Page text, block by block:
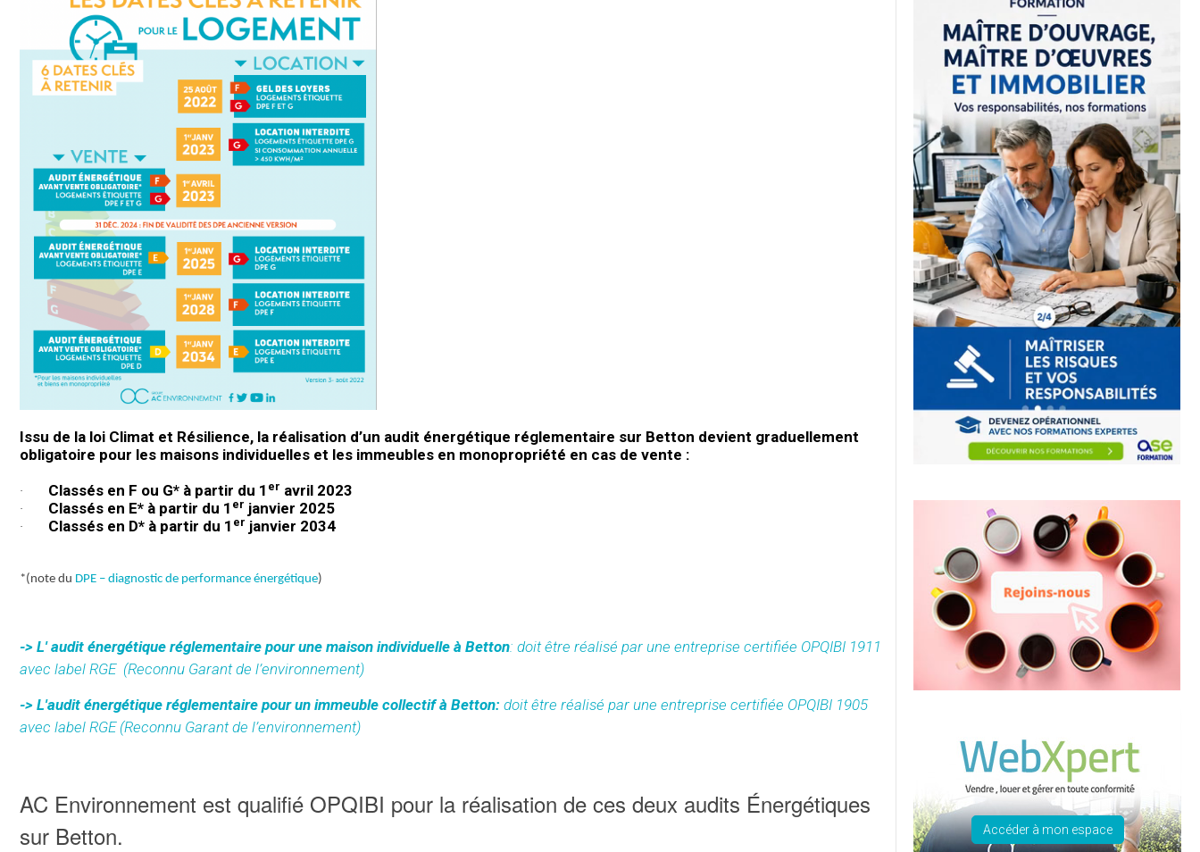
Issu de la loi Climat et Résilience, la réalisation d’un audit énergétique réglementaire sur Betton devient graduellement
obligatoire pour les maisons individuelles et les immeubles en monopropriété en cas de vente :
· Classés en F ou G* à partir du 1 er avril 2023
· Classés en E* à partir du 1 er janvier 2025
· Classés en D* à partir du 1 er janvier 2034
*(note du DPE – diagnostic de performance énergétique)
-> L' audit énergétique réglementaire pour une maison individuelle à Betton: doit être réalisé par une entreprise certifiée OPQIBI 1911
avec label RGE (Reconnu Garant de l’environnement)
-> L'audit énergétique réglementaire pour un immeuble collectif à Betton: doit être réalisé par une entreprise certifiée OPQIBI 1905
avec label RGE (Reconnu Garant de l’environnement)
AC Environnement est qualifié OPQIBI pour la réalisation de ces deux audits Énergétiques
sur Betton.
Accéder à mon espace